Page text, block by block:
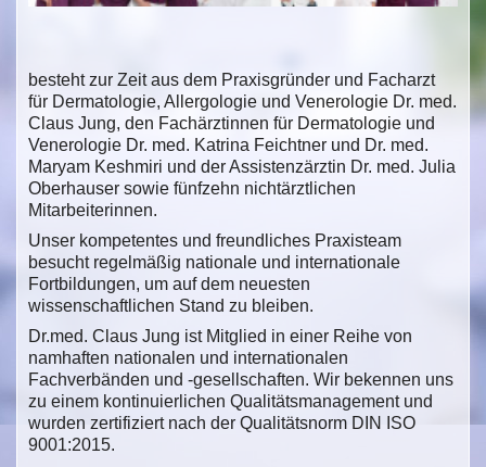
besteht zur Zeit aus dem Praxisgründer und Facharzt
für Dermatologie, Allergologie und Venerologie Dr. med.
Claus Jung, den Fachärztinnen für Dermatologie und
Venerologie Dr. med. Katrina Feichtner und Dr. med.
Maryam Keshmiri und der Assistenzärztin Dr. med. Julia
Oberhauser sowie fünfzehn nichtärztlichen
Mitarbeiterinnen.
Unser kompetentes und freundliches Praxisteam
besucht regelmäßig nationale und internationale
Fortbildungen, um auf dem neuesten
wissenschaftlichen Stand zu bleiben.
Dr.med. Claus Jung ist Mitglied in einer Reihe von
namhaften nationalen und internationalen
Fachverbänden und -gesellschaften. Wir bekennen uns
zu einem kontinuierlichen Qualitätsmanagement und
wurden zertifiziert nach der Qualitätsnorm DIN ISO
9001:2015.